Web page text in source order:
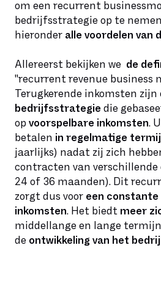
om een recurrent
bedrijfsstrategie op te
hieronder alle voordelen van
Allereerst bekijken we de
"recurrent revenue business
Terugkerende inkomsten zijn
bedrijfsstrategie die
op voorspelbare inkomsten.
betalen in regelmatige
jaarlijks) nadat zij zich
contracten van verschillende
24 of 36 maanden). Dit
zorgt dus voor een constante
inkomsten. Het biedt meer
middellange en lange
de ontwikkeling van het